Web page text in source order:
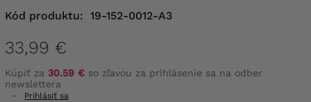
Kód produktu: 19-152-0012-A3
33,99 €
Kúpiť za 30.59 € so zľavou za prihlásenie sa na odber
newslettera
-
Prihlásiť sa